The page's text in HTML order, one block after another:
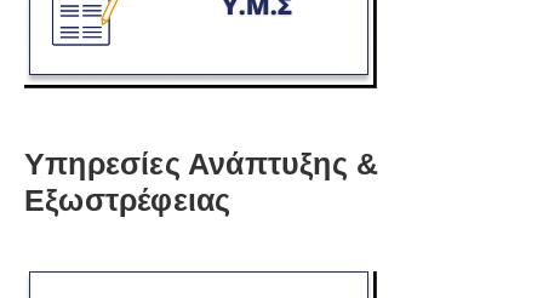
Υπηρεσίες Ανάπτυξης &
Εξωστρέφειας